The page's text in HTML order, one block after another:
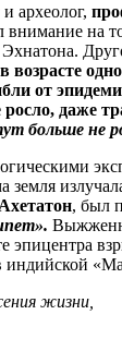
археолог,
внимание на
от
росло, даже
больше не
земля
, был
эпицентра
индийской
жизни,